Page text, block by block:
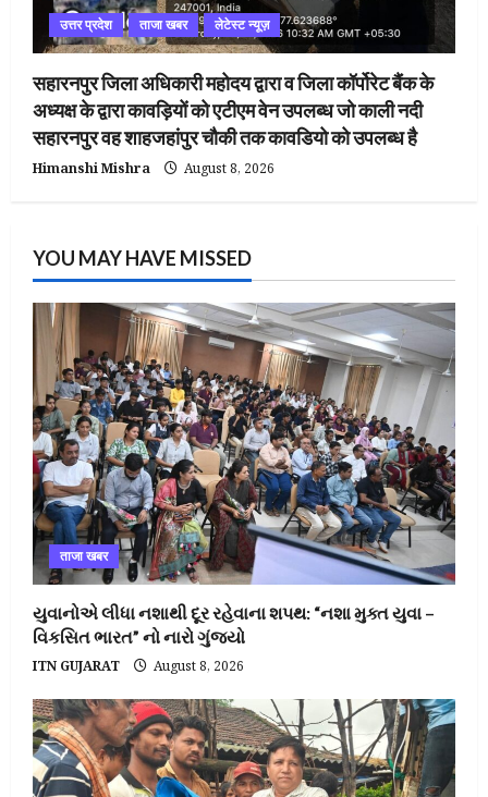
उत्तर प्रदेश ताजा खबर लेटेस्ट न्यूज़
सहारनपुर जिला अधिकारी महोदय द्वारा व जिला कॉर्पोरेट बैंक के
अध्यक्ष के द्वारा कावड़ियों को एटीएम वेन उपलब्ध जो काली नदी
सहारनपुर वह शाहजहांपुर चौकी तक कावडियो को उपलब्ध है
Himanshi Mishra August 8, 2026
YOU MAY HAVE MISSED
ताजा खबर
યુવાનોએ લીધા નશાથી દૂર રહેવાના શપથ: “નશા મુક્ત યુવા –
વિકસિત ભારત” નો નારો ગુંજ્યો
ITN GUJARAT August 8, 2026